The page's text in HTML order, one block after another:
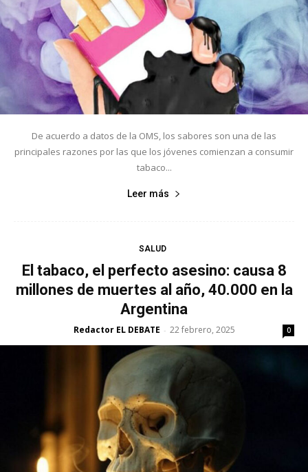
De acuerdo a datos de la OMS, los sabores son una de las
principales razones por las que los jóvenes comienzan a consumir
tabaco...
Leer más
SALUD
El tabaco, el perfecto asesino: causa 8
millones de muertes al año, 40.000 en la
Argentina
Redactor EL DEBATE - 22 febrero, 2025 0